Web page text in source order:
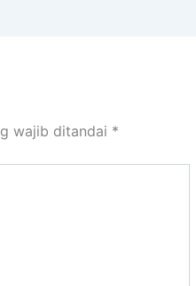
wajib ditandai *